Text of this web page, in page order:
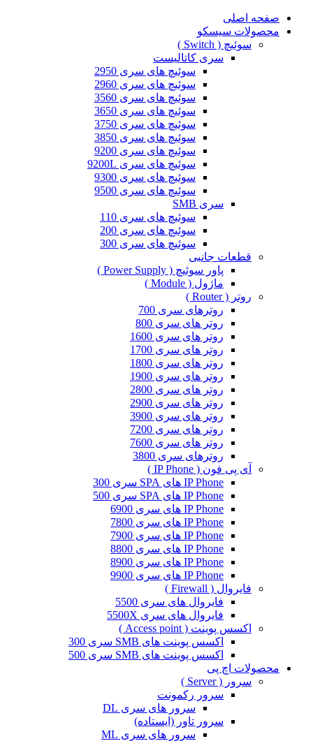
صفحه اصلی
محصولات سیسکو
سوئیچ ( Switch )
سری کاتالیست
سوئیچ های سری 2950
سوئیچ های سری 2960
سوئیچ های سری 3560
سوئیچ های سری 3650
سوئیچ های سری 3750
سوئیچ های سری 3850
سوئیچ های سری 9200
سوئیچ های سری 9200L
سوئیچ های سری 9300
سوئیچ های سری 9500
سری SMB
سوئیچ های سری 110
سوئیچ های سری 200
سوئیچ های سری 300
قطعات جانبی
پاور سوئیچ ( Power Supply )
ماژول ( Module )
روتر ( Router )
روترهای سری 700
روتر های سری 800
روتر های سری 1600
روتر های سری 1700
روتر های سری 1800
روتر های سری 1900
روتر های سری 2800
روتر های سری 2900
روتر های سری 3900
روتر های سری 7200
روتر های سری 7600
روترهای سری 3800
آی پی فون ( IP Phone )
IP Phone های SPA سری 300
IP Phone های SPA سری 500
IP Phone های سری 6900
IP Phone های سری 7800
IP Phone های سری 7900
IP Phone های سری 8800
IP Phone های سری 8900
IP Phone های سری 9900
فایروال ( Firewall )
فایروال های سری 5500
فایروال های سری 5500X
اکسس پوینت ( Access point )
اکسس پوینت های SMB سری 300
اکسس پوینت های SMB سری 500
محصولات اچ پی
سرور ( Server )
سرور رکمونت
سرور های سری DL
سرور تاور (ایستاده)
سرور های سری ML